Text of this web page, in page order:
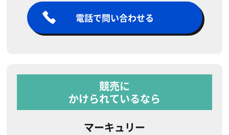
電話で問い合わせる
競売に
かけられているなら
マーキュリー